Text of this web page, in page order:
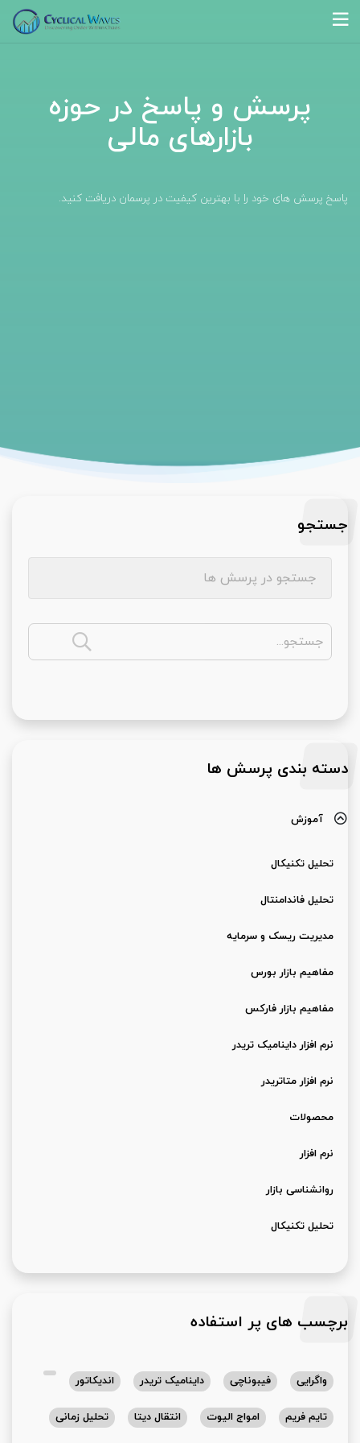
پرسش و پاسخ در حوزه
بازارهای مالی
پاسخ پرسش های خود را با بهترین کیفیت در پرسمان دریافت کنید.
جستجو
دسته بندی پرسش ها
آموزش
تحلیل تکنیکال
تحلیل فاندامنتال
مدیریت ریسک و سرمایه
مفاهیم بازار بورس
مفاهیم بازار فارکس
نرم افزار داینامیک تریدر
نرم افزار متاتریدر
محصولات
نرم افزار
روانشناسی بازار
تحلیل تکنیکال
برچسب های پر استفاده
واگرایی فیبوناچی داینامیک تریدر اندیکاتور
تایم فریم امواج الیوت انتقال دیتا تحلیل زمانی